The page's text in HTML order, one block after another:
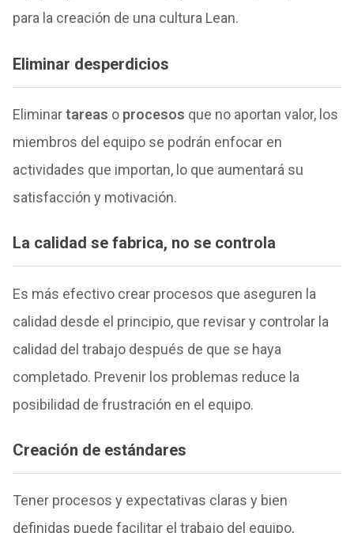
para la creación de una cultura Lean.
Eliminar desperdicios
Eliminartareas o procesos que no aportan valor, los
miembros del equipo se podrán enfocar en
actividades que importan, lo que aumentará su
satisfacción y motivación.
La calidad se fabrica, no se controla
Es más efectivo crear procesos que aseguren la
calidad desde el principio, que revisar y controlar la
calidad del trabajo después de que se haya
completado. Prevenir los problemas reduce la
posibilidad de frustración en el equipo.
Creación de estándares
Tener procesos y expectativas claras y bien
definidas puede facilitar el trabajo del equipo,